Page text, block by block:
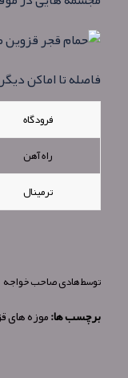
فاصله تا اماکن
فرودگاه
راه آهن
ترمینال
توسطهادی صاحب خواجه
برچسب ها:موزه های